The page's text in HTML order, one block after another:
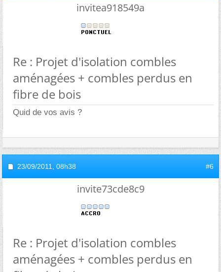
invitea918549a
Re : Projet d'isolation combles
aménagées + combles perdus en
fibre de bois
Quid de vos avis ?
23/09/2011, 08h38 #6
invite73cde8c9
Re : Projet d'isolation combles
aménagées + combles perdus en